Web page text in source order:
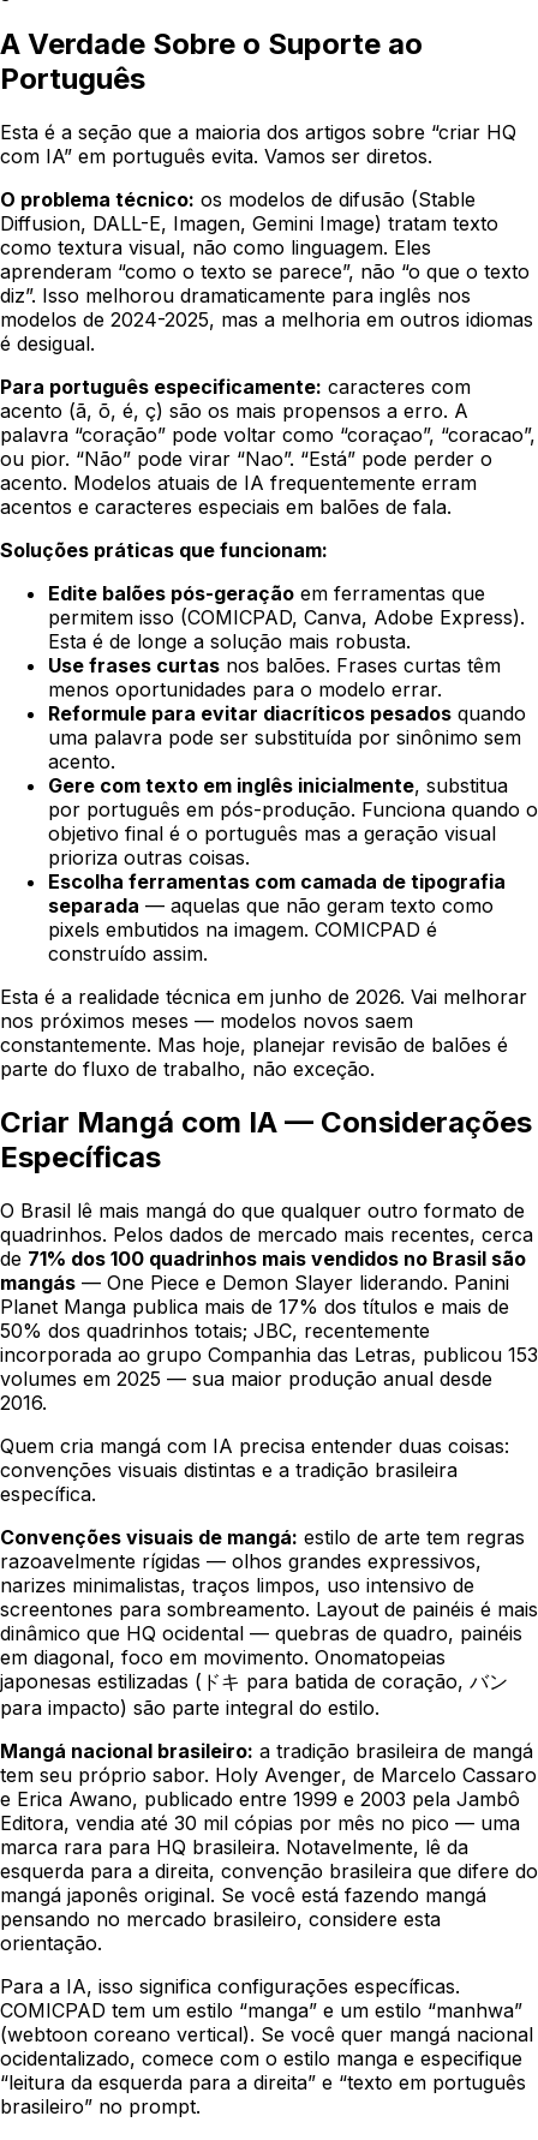
A Verdade Sobre o Suporte ao
Português
Esta é a seção que a maioria dos artigos sobre “criar HQ
com IA” em português evita. Vamos ser diretos.
O problema técnico: os modelos de difusão (Stable
Diffusion, DALL-E, Imagen, Gemini Image) tratam texto
como textura visual, não como linguagem. Eles
aprenderam “como o texto se parece”, não “o que o texto
diz”. Isso melhorou dramaticamente para inglês nos
modelos de 2024-2025, mas a melhoria em outros idiomas
é desigual.
Para português especificamente: caracteres com
acento (ã, õ, é, ç) são os mais propensos a erro. A
palavra “coração” pode voltar como “coraçao”, “coracao”,
ou pior. “Não” pode virar “Nao”. “Está” pode perder o
acento. Modelos atuais de IA frequentemente erram
acentos e caracteres especiais em balões de fala.
Soluções práticas que funcionam:
Edite balões pós-geração em ferramentas que
permitem isso (COMICPAD, Canva, Adobe Express).
Esta é de longe a solução mais robusta.
Use frases curtas nos balões. Frases curtas têm
menos oportunidades para o modelo errar.
Reformule para evitar diacríticos pesados quando
uma palavra pode ser substituída por sinônimo sem
acento.
Gere com texto em inglês inicialmente, substitua
por português em pós-produção. Funciona quando o
objetivo final é o português mas a geração visual
prioriza outras coisas.
Escolha ferramentas com camada de tipografia
separada — aquelas que não geram texto como
pixels embutidos na imagem. COMICPAD é
construído assim.
Esta é a realidade técnica em junho de 2026. Vai melhorar
nos próximos meses — modelos novos saem
constantemente. Mas hoje, planejar revisão de balões é
parte do fluxo de trabalho, não exceção.
Criar Mangá com IA — Considerações
Específicas
O Brasil lê mais mangá do que qualquer outro formato de
quadrinhos. Pelos dados de mercado mais recentes, cerca
de 71% dos 100 quadrinhos mais vendidos no Brasil são
mangás — One Piece e Demon Slayer liderando. Panini
Planet Manga publica mais de 17% dos títulos e mais de
50% dos quadrinhos totais; JBC, recentemente
incorporada ao grupo Companhia das Letras, publicou 153
volumes em 2025 — sua maior produção anual desde
2016.
Quem cria mangá com IA precisa entender duas coisas:
convenções visuais distintas e a tradição brasileira
específica.
Convenções visuais de mangá: estilo de arte tem regras
razoavelmente rígidas — olhos grandes expressivos,
narizes minimalistas, traços limpos, uso intensivo de
screentones para sombreamento. Layout de painéis é mais
dinâmico que HQ ocidental — quebras de quadro, painéis
em diagonal, foco em movimento. Onomatopeias
japonesas estilizadas (ドキ para batida de coração, バン
para impacto) são parte integral do estilo.
Mangá nacional brasileiro: a tradição brasileira de mangá
tem seu próprio sabor. Holy Avenger, de Marcelo Cassaro
e Erica Awano, publicado entre 1999 e 2003 pela Jambô
Editora, vendia até 30 mil cópias por mês no pico — uma
marca rara para HQ brasileira. Notavelmente, lê da
esquerda para a direita, convenção brasileira que difere do
mangá japonês original. Se você está fazendo mangá
pensando no mercado brasileiro, considere esta
orientação.
Para a IA, isso significa configurações específicas.
COMICPAD tem um estilo “manga” e um estilo “manhwa”
(webtoon coreano vertical). Se você quer mangá nacional
ocidentalizado, comece com o estilo manga e especifique
“leitura da esquerda para a direita” e “texto em português
brasileiro” no prompt.